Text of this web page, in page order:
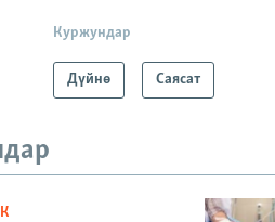
Куржундар
Дүйнө Саясат